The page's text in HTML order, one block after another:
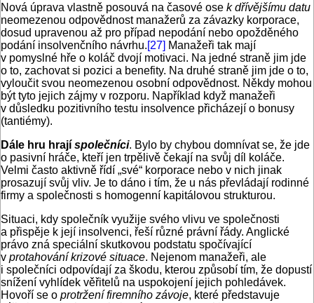
Nová úprava vlastně posouvá na časové ose k dřívějšímu datu
neomezenou odpovědnost manažerů za závazky korporace,
dosud upravenou až pro případ nepodání nebo opožděného
podání insolvenčního návrhu.[27] Manažeři tak mají
v pomyslné hře o koláč dvojí motivaci. Na jedné straně jim jde
o to, zachovat si pozici a benefity. Na druhé straně jim jde o to,
vyloučit svou neomezenou osobní odpovědnost. Někdy mohou
být tyto jejich zájmy v rozporu. Například když manažeři
v důsledku pozitivního testu insolvence přicházejí o bonusy
(tantiémy).
Dále hru hrají společníci. Bylo by chybou domnívat se, že jde
o pasivní hráče, kteří jen trpělivě čekají na svůj díl koláče.
Velmi často aktivně řídí „své“ korporace nebo v nich jinak
prosazují svůj vliv. Je to dáno i tím, že u nás převládají rodinné
firmy a společnosti s homogenní kapitálovou strukturou.
Situaci, kdy společník využije svého vlivu ve společnosti
a přispěje k její insolvenci, řeší různé právní řády. Anglické
právo zná speciální skutkovou podstatu spočívající
v protahování krizové situace. Nejenom manažeři, ale
i společníci odpovídají za škodu, kterou způsobí tím, že dopustí
snížení vyhlídek věřitelů na uspokojení jejich pohledávek.
Hovoří se o protržení firemního závoje, které představuje